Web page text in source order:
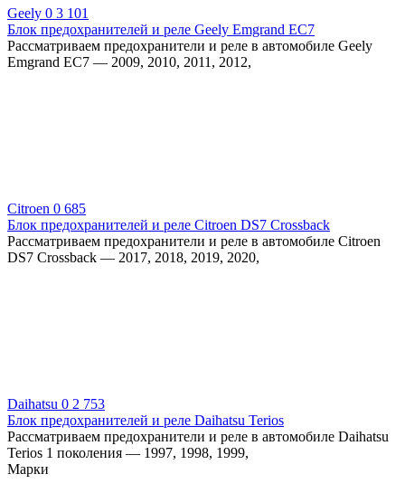
Geely 0 3 101
Блок предохранителей и реле Geely Emgrand EC7
Рассматриваем предохранители и реле в автомобиле Geely
Emgrand EC7 — 2009, 2010, 2011, 2012,
Citroen 0 685
Блок предохранителей и реле Citroen DS7 Crossback
Рассматриваем предохранители и реле в автомобиле Citroen
DS7 Crossback — 2017, 2018, 2019, 2020,
Daihatsu 0 2 753
Блок предохранителей и реле Daihatsu Terios
Рассматриваем предохранители и реле в автомобиле Daihatsu
Terios 1 поколения — 1997, 1998, 1999,
Марки